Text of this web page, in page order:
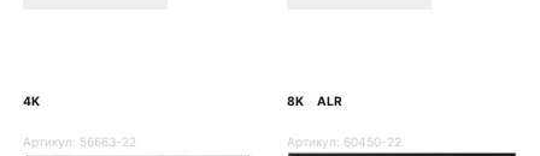
4K
Артикул: 56663-22
8K ALR
Артикул: 60450-22